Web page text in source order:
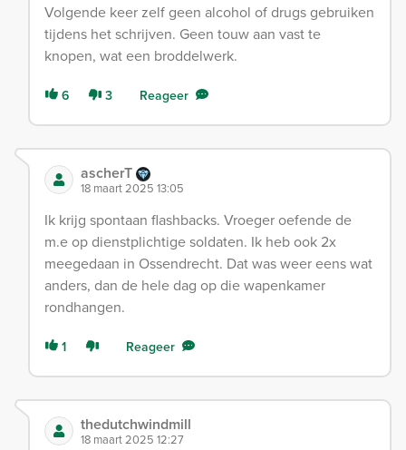
Volgende keer zelf geen alcohol of drugs gebruiken
tijdens het schrijven. Geen touw aan vast te
knopen, wat een broddelwerk.
6 3 Reageer
ascherT
18 maart 2025 13:05
Ik krijg spontaan flashbacks. Vroeger oefende de
m.e op dienstplichtige soldaten. Ik heb ook 2x
meegedaan in Ossendrecht. Dat was weer eens wat
anders, dan de hele dag op die wapenkamer
rondhangen.
1 Reageer
thedutchwindmill
18 maart 2025 12:27